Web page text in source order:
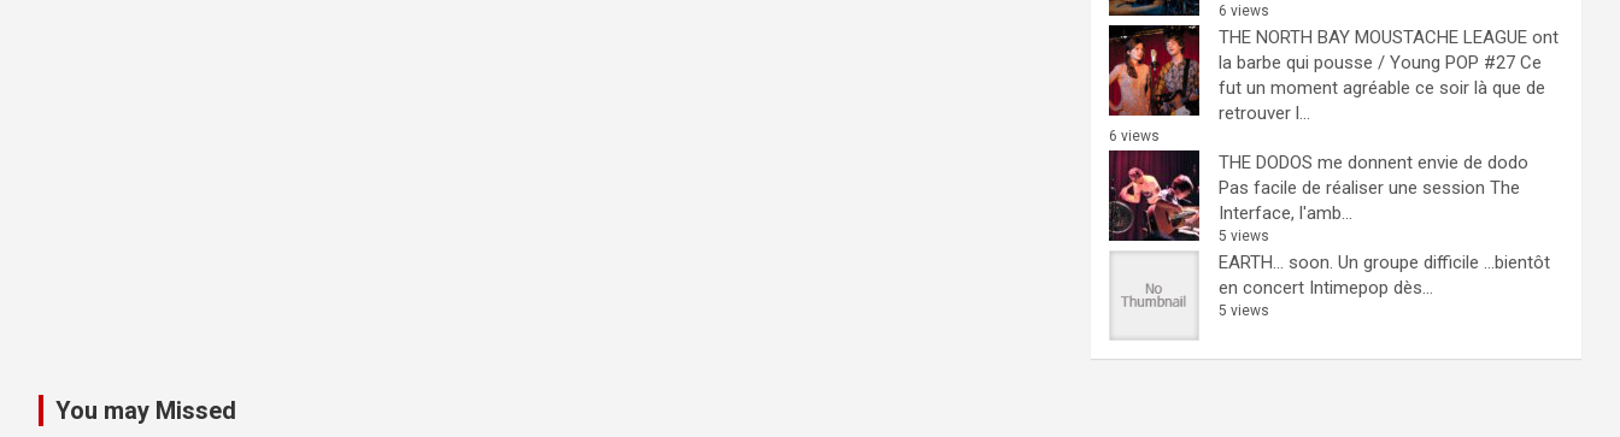
6 views
THE NORTH BAY MOUSTACHE LEAGUE ont
la barbe qui pousse / Young POP #27 Ce
fut un moment agréable ce soir là que de
retrouver l...
6 views
THE DODOS me donnent envie de dodo
Pas facile de réaliser une session The
Interface, l'amb...
5 views
EARTH… soon. Un groupe difficile ...bientôt
en concert Intimepop dès...
5 views
You may Missed